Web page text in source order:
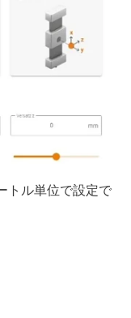
トル単位で設定で